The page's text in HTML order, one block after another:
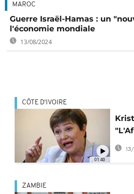
MAROC
Guerre Israël-Hamas : un
l'économie mondiale
13/08/2024
01:40
CÔTE D'IVOIRE
ZAMBIE